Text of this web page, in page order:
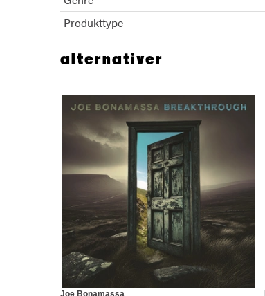
Produkttype
alternativer
Joe Bonamassa